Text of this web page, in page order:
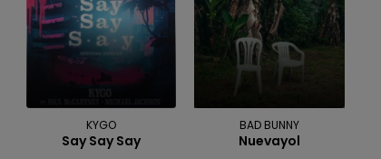
KYGO
Say Say Say
BAD BUNNY
Nuevayol